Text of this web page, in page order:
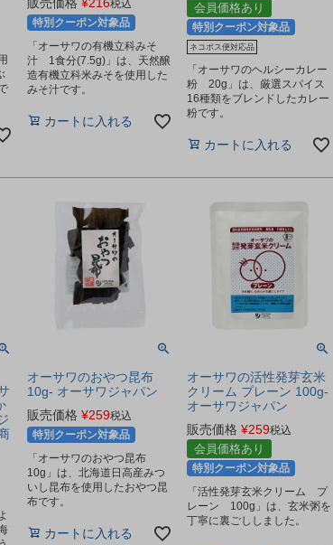
税込
特別クーポン対象品
「オーサワの有機立科みそ
汁 1食分(7.5g)」は、天然醸
造有機立科米みそを使用した
みそ汁です。
カートに入れる
会員価格あり
特別クーポン対象品
ネコポス便対応品
「オーサワのヘルシーカレー
粉 20g」は、厳選スパイス
16種類をブレンドしたカレー
粉です。
カートに入れる
オーサワのおやつ昆布
10g- オーサワジャパン
販売価格 ¥259税込
特別クーポン対象品
「オーサワのおやつ昆布
10g」は、北海道日高産みつ
いし昆布を使用したおやつ昆
布です。
カートに入れる
オーサワの活性発芽玄米
クリーム プレーン 100g-
オーサワジャパン
販売価格 ¥259税込
会員価格あり
特別クーポン対象品
「活性発芽玄米クリーム プ
レーン 100g」は、玄米粥を
丁寧に裏ごししました。